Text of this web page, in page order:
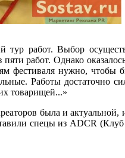
работ. Выбор
работ. Однако
фестиваля нужно,
Работы достаточно
товарищей...»
была и актуальной,
спецы из ADCR